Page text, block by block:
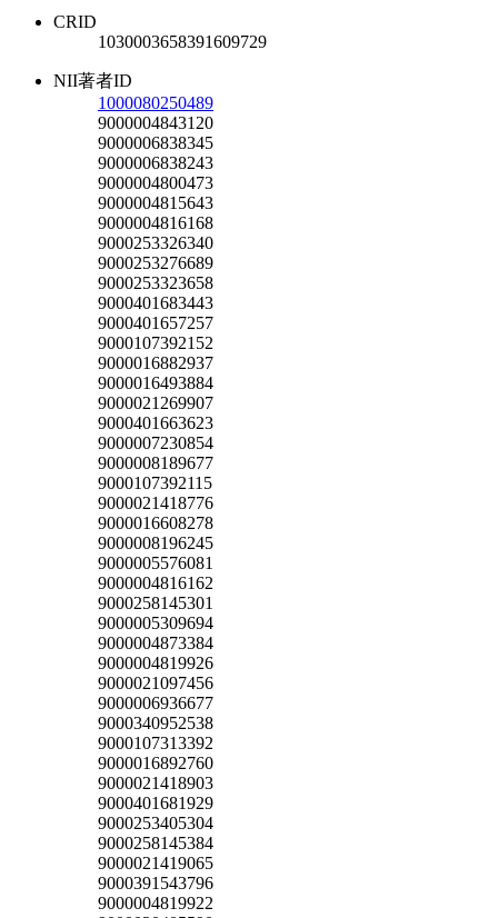
CRID
1030003658391609729
NII著者ID
1000080250489
9000004843120
9000006838345
9000006838243
9000004800473
9000004815643
9000004816168
9000253326340
9000253276689
9000253323658
9000401683443
9000401657257
9000107392152
9000016882937
9000016493884
9000021269907
9000401663623
9000007230854
9000008189677
9000107392115
9000021418776
9000016608278
9000008196245
9000005576081
9000004816162
9000258145301
9000005309694
9000004873384
9000004819926
9000021097456
9000006936677
9000340952538
9000107313392
9000016892760
9000021418903
9000401681929
9000253405304
9000258145384
9000021419065
9000391543796
9000004819922